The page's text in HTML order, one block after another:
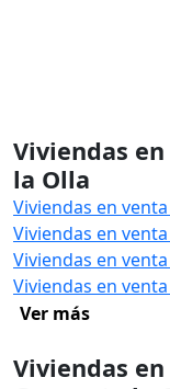
Viviendas
la Olla
Viviendas en
Viviendas en
Viviendas en
Viviendas en
Ver más
Viviendas